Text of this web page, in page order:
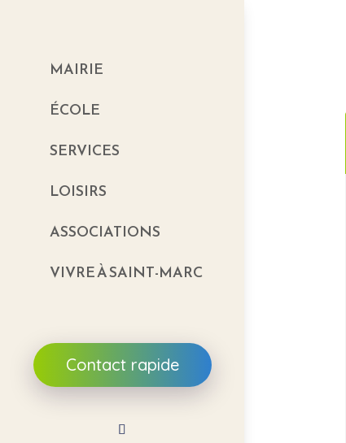
MAIRIE
ÉCOLE
SERVICES
LOISIRS
ASSOCIATIONS
VIVRE À SAINT-MARC
Contact rapide